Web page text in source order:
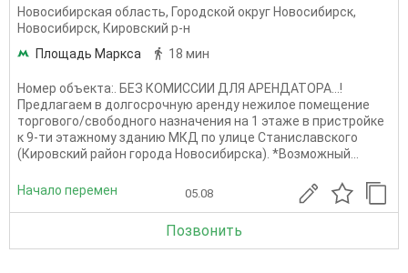
Новосибирская область, Городской округ Новосибирск,
Новосибирск, Кировский р-н
Площадь Маркса
18 мин
Номер объекта:. БЕЗ КОМИССИИ ДЛЯ АРЕНДАТОРА...!
Предлагаем в долгосрочную аренду нежилое помещение
торгового/свободного назначения на 1 этаже в пристройке
к 9-ти этажному зданию МКД по улице Станиславского
(Кировский район города Новосибирска). *Возможный...
Начало перемен 05.08
Позвонить